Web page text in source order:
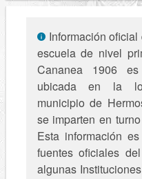
Información oficial
escuela de nivel
Cananea 1906
ubicada en la
municipio de
se imparten en
Esta información
fuentes oficiales
algunas